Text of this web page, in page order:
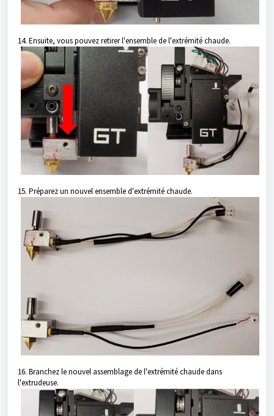
14. Ensuite, vous pouvez retirer l'ensemble de l'extrémité chaude.
15. Préparez un nouvel ensemble d'extrémité chaude.
16. Branchez le nouvel assemblage de l'extrémité chaude dans
l'extrudeuse.